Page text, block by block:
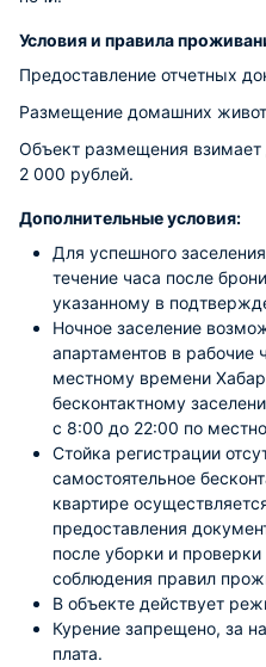
Условия и правила
Предоставление отчетных
Размещение домашних
Объект размещения взимает
2 000 рублей.
Дополнительные условия:
Для успешного
течение часа после
указанному в
Ночное заселение
апартаментов в
местному времени
бесконтактному
с 8:00 до 22:00 по
Стойка регистрации
самостоятельное
квартире
предоставления
после уборки и
соблюдения правил
В объекте действует
Курение запрещено, за
плата.